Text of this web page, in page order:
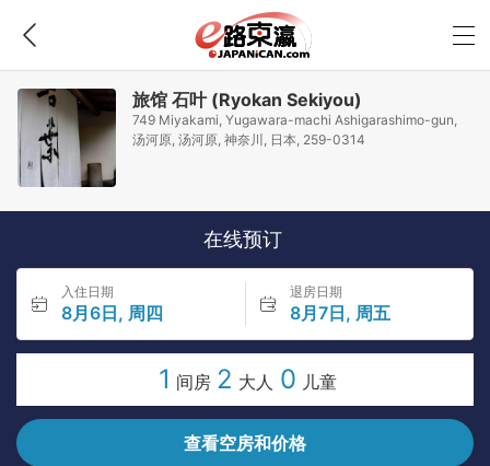
旅馆 石叶 (Ryokan Sekiyou)
749 Miyakami, Yugawara-machi Ashigarashimo-gun,
汤河原, 汤河原, 神奈川, 日本, 259-0314
在线预订
入住日期
8月6日, 周四
退房日期
8月7日, 周五
1 间房 2 大人 0 儿童
查看空房和价格